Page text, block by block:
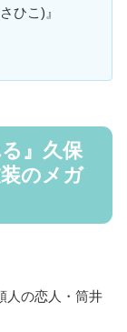
ひこ)』
』久保
のメガ
人の恋人・筒井